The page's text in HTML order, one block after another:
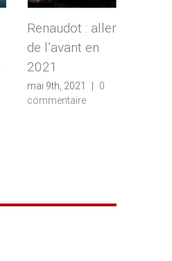
Renaudot : aller
de l’avant en
2021
mai 9th, 2021
0
commentaire